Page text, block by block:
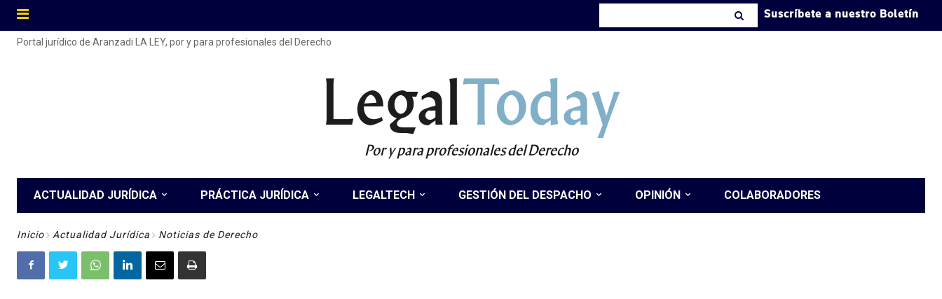
Suscríbete a nuestro Boletín
Portal jurídico de Aranzadi LA LEY, por y para profesionales del Derecho
LegalToday
Por y para profesionales del Derecho
ACTUALIDAD JURÍDICA PRÁCTICA JURÍDICA LEGALTECH GESTIÓN DEL DESPACHO OPINIÓN COLABORADORES
Inicio Actualidad Jurídica Noticias de Derecho